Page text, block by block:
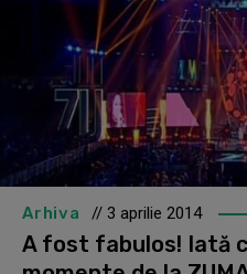
Arhiva // 3 aprilie 2014
A fost fabulos! Iată